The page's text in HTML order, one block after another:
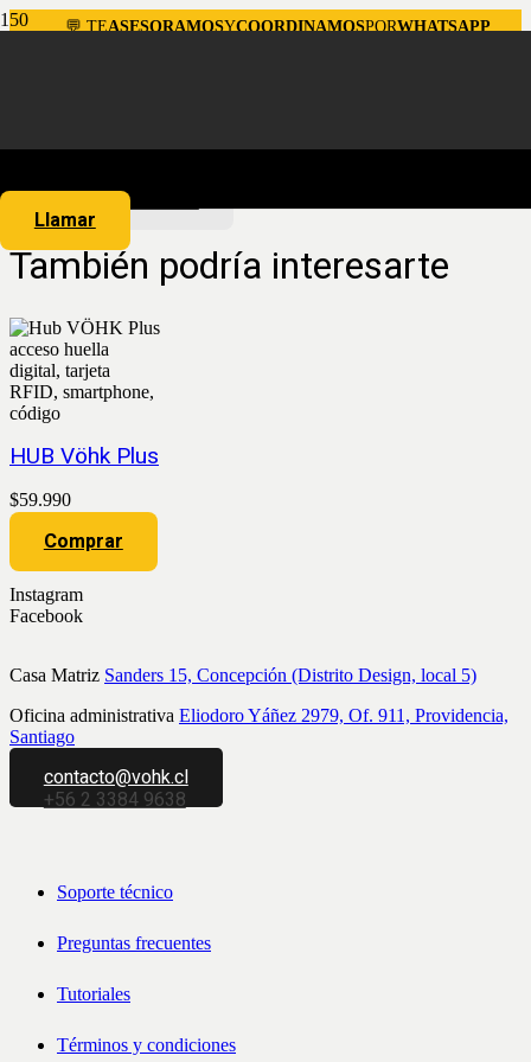
Llamar
💬 TEASESORAMOSYCOORDINAMOSPORWHATSAPP
Volver a la tienda
También podría interesarte
HUB Vöhk Plus
$59.990
Comprar
Instagram
Facebook
Casa Matriz Sanders 15, Concepción (Distrito Design, local 5)
Oficina administrativa Eliodoro Yáñez 2979, Of. 911, Providencia,
Santiago
contacto@vohk.cl
+56 2 3384 9638
Soporte técnico
Preguntas frecuentes
Tutoriales
Términos y condiciones